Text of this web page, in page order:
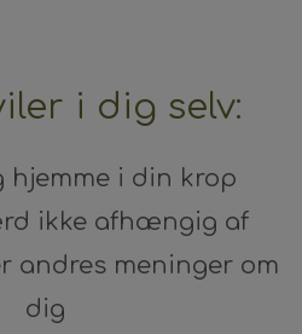
i dig selv:
hjemme i din krop
ikke afhængig af
andres meninger om
dig